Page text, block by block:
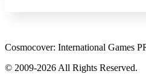
Cosmocover: International Games
© 2009-2026 All Rights Reserved.